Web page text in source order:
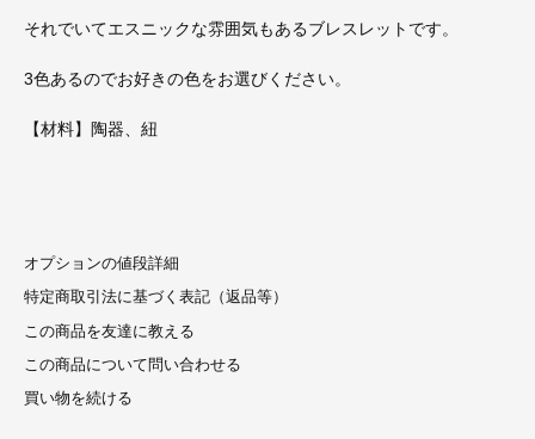
それでいてエスニックな雰囲気もあるブレスレットです。
3色あるのでお好きの色をお選びください。
【材料】陶器、紐
オプションの値段詳細
特定商取引法に基づく表記（返品等）
この商品を友達に教える
この商品について問い合わせる
買い物を続ける